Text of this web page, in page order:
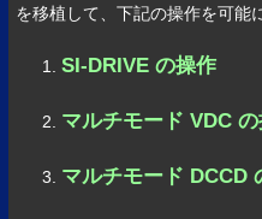
を移植して、下記の操作を可能
SI-DRIVE の操作
マルチモード VDC
マルチモード DCCD